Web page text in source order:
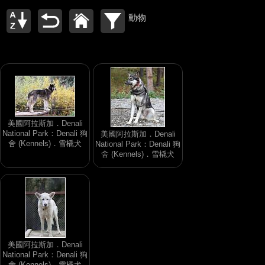
動物
美國阿拉斯加．Denali
National Park：Denali 狗
舍 (Kennels)．雪橇犬
美國阿拉斯加．Denali
National Park：Denali 狗
舍 (Kennels)．雪橇犬
美國阿拉斯加．Denali
National Park：Denali 狗